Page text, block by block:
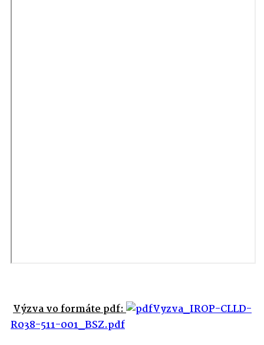
Výzva vo formáte pdf:
Vyzva_IROP-CLLD-
R038-511-001_BSZ.pdf